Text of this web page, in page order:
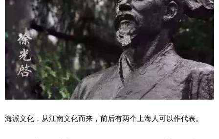
海派文化，从江南文化而来，前后有两个上海人可以作代表。